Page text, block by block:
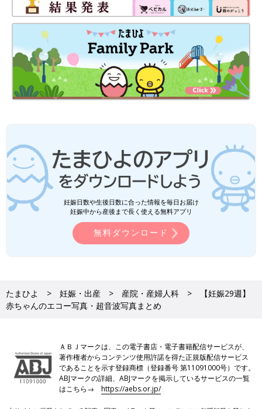
妊娠日数や生後日数に合った情報を毎日お届け
妊娠中から産後まで長く使える無料アプリ
無料ダウンロード
たまひよ 妊娠・出産 産院・産婦人科
【妊娠29週】
赤ちゃんのエコー写真・超音波写真まとめ
ＡＢＪマークは、この電子書店・電子書籍配信サービスが、
著作権者からコンテンツ使用許諾を得た正規版配信サービス
であることを示す登録商標（登録番号 第11091000号）です。
ABJマークの詳細、ABJマークを掲示しているサービスの一覧
はこちら→https://aebs.or.jp/